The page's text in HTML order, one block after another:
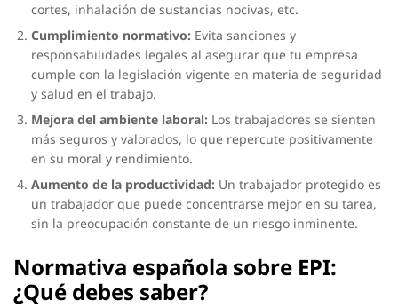
cortes, inhalación de sustancias nocivas, etc.
Cumplimiento normativo: Evita sanciones y
responsabilidades legales al asegurar que tu empresa
cumple con la legislación vigente en materia de seguridad
y salud en el trabajo.
Mejora del ambiente laboral: Los trabajadores se sienten
más seguros y valorados, lo que repercute positivamente
en su moral y rendimiento.
Aumento de la productividad: Un trabajador protegido es
un trabajador que puede concentrarse mejor en su tarea,
sin la preocupación constante de un riesgo inminente.
Normativa española sobre EPI:
¿Qué debes saber?